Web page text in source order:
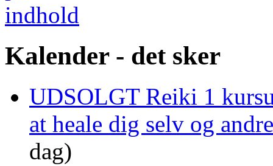
Kalender - det sker
UDSOLGT Reiki 1
at heale dig selv og
dag)